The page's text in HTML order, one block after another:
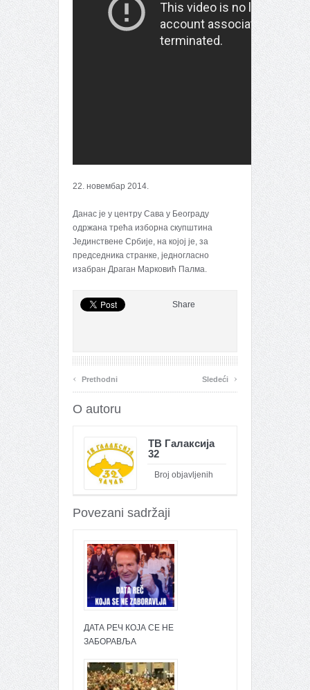
22. новембар 2014.
Данас је у центру Сава у Београду
одржана трећа изборна скупштина
Јединствене Србије, на којој је, за
председника странке, једногласно
изабран Драган Марковић Палма.
Share
‹ Prethodni Sledeći ›
O autoru
ТВ Галаксија
32
Broj objavljenih
Povezani sadržaji
ДАТА РЕЧ КОЈА СЕ НЕ
ЗАБОРАВЉА